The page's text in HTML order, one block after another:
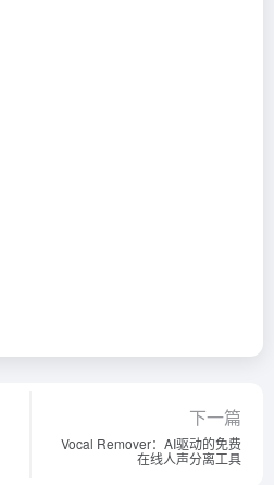
下一篇
Vocal Remover：AI驱动的免费
在线人声分离工具